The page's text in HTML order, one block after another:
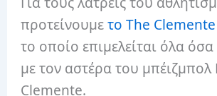
προτείνουμετο The
το οποίο επιμελείται όλα όσα
με τον αστέρα του
Clemente.